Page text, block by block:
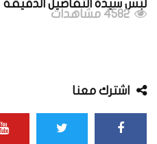
لبّس سيدة التفاصيل الدقيقة
4582 مشاهدات
اشترك معنا